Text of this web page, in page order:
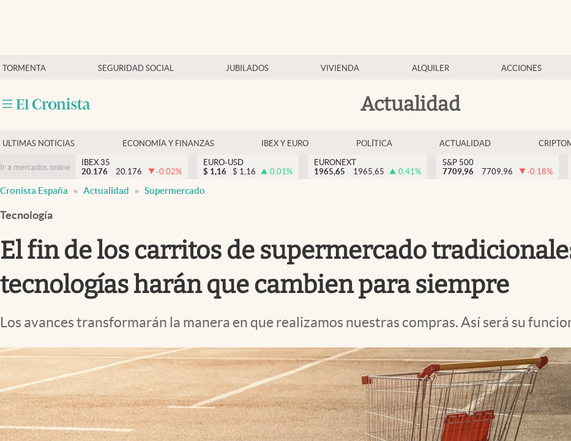
TORMENTA SEGURIDAD SOCIAL JUBILADOS VIVIENDA ALQUILER ACCIONES
Actualidad
Economía y finanzas
Criptomonedas
ULTIMAS NOTICIAS ECONOMÍA Y FINANZAS IBEX Y EURO POLÍTICA ACTUALIDAD
Ir a mercados online
IBEX 35
20.176
20.176 -0.02%
EURO-USD
$ 1,16 $ 1,16 0.01%
EURONEXT
1965,65
1965,65 0.41%
S&P 500
7709,96
7709,96 -0.18%
Cronista España Actualidad Supermercado
Tecnología
El fin de los carritos de supermercado
tecnologías harán que cambien para siempre
Los avances transformarán la manera en que realizamos nuestras compras. Así será su